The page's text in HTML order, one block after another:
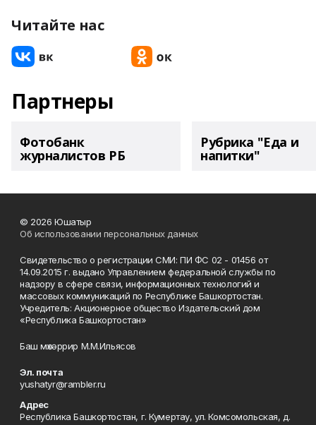
Читайте нас
Партнеры
Фотобанк
журналистов РБ
Рубрика "Еда и
напитки"
© 2026 Юшатыр
Об использовании персональных данных
Свидетельство о регистрации СМИ: ПИ ФС 02 - 01456 от
14.09.2015 г. выдано Управлением федеральной службы по
надзору в сфере связи, информационных технологий и
массовых коммуникаций по Республике Башкортостан.
Учредитель: Акционерное общество Издательский дом
«Республика Башкортостан»
Баш мөхәррир М.М.Ильясов
Эл. почта
yushatyr@rambler.ru
Адрес
Республика Башкортостан, г. Кумертау, ул. Комсомольская, д.